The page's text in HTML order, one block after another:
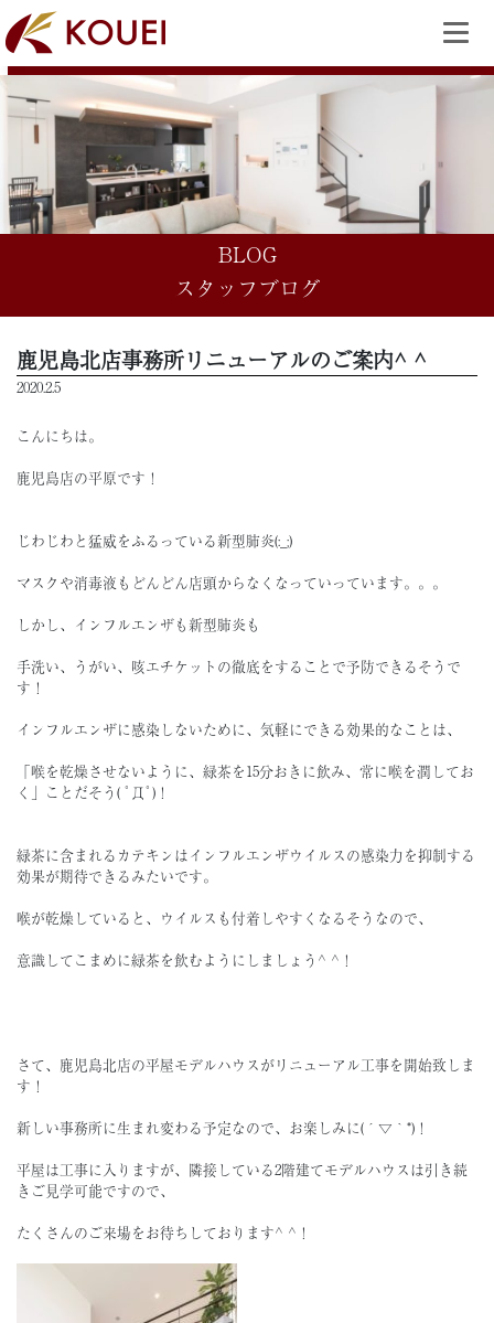
BLOG
スタッフブログ
鹿児島北店事務所リニューアルのご案内^ ^
2020.2.5
こんにちは。
鹿児島店の平原です！
じわじわと猛威をふるっている新型肺炎(:_;)
マスクや消毒液もどんどん店頭からなくなっていっています。。。
しかし、インフルエンザも新型肺炎も
手洗い、うがい、咳エチケットの徹底をすることで予防できるそうで
す！
インフルエンザに感染しないために、気軽にできる効果的なことは、
「喉を乾燥させないように、緑茶を15分おきに飲み、常に喉を潤してお
く」ことだそう( ﾟДﾟ)！
緑茶に含まれるカテキンはインフルエンザウイルスの感染力を抑制する
効果が期待できるみたいです。
喉が乾燥していると、ウイルスも付着しやすくなるそうなので、
意識してこまめに緑茶を飲むようにしましょう^ ^！
さて、鹿児島北店の平屋モデルハウスがリニューアル工事を開始致しま
す！
新しい事務所に生まれ変わる予定なので、お楽しみに(´▽｀*)！
平屋は工事に入りますが、隣接している2階建てモデルハウスは引き続
きご見学可能ですので、
たくさんのご来場をお待ちしております^ ^！